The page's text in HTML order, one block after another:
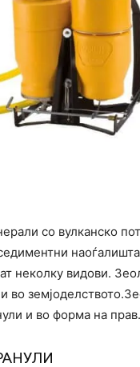
со вулканско
неколку видови.
во
и во форма на прав.